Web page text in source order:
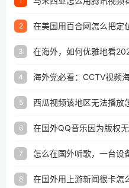
2
3 在海外，如何优雅地看
4
5 西瓜视频该地区无法播放
6
7 怎么在国外听歌，一台设
8